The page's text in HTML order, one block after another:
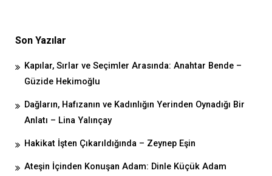
Son Yazılar
Kapılar, Sırlar ve Seçimler Arasında: Anahtar Bende –
Güzide Hekimoğlu
Dağların, Hafızanın ve Kadınlığın Yerinden Oynadığı Bir
Anlatı – Lina Yalınçay
Hakikat İşten Çıkarıldığında – Zeynep Eşin
Ateşin İçinden Konuşan Adam: Dinle Küçük Adam